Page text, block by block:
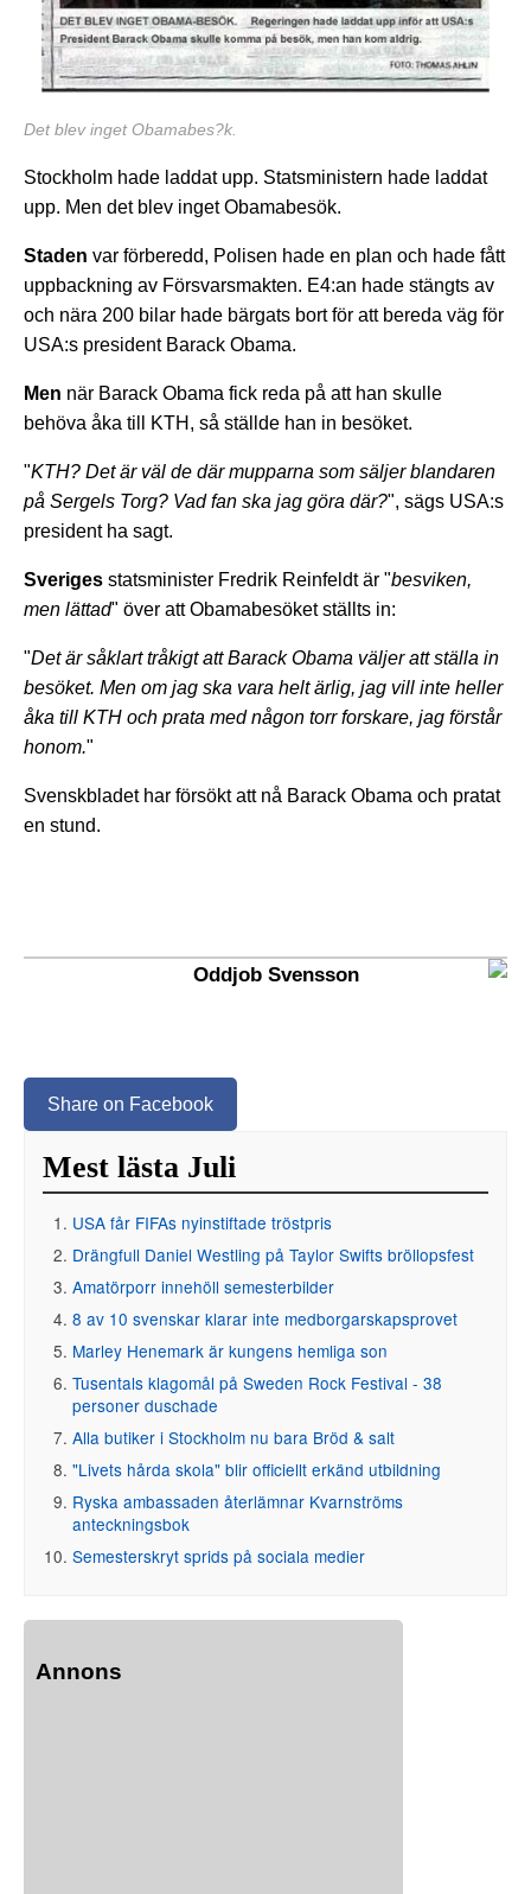
Det blev inget Obamabes?k.
Stockholm hade laddat upp. Statsministern hade laddat
upp. Men det blev inget Obamabesök.
Staden var förberedd, Polisen hade en plan och hade fått
uppbackning av Försvarsmakten. E4:an hade stängts av
och nära 200 bilar hade bärgats bort för att bereda väg för
USA:s president Barack Obama.
Men när Barack Obama fick reda på att han skulle
behöva åka till KTH, så ställde han in besöket.
"KTH? Det är väl de där mupparna som säljer blandaren
på Sergels Torg? Vad fan ska jag göra där?", sägs USA:s
president ha sagt.
Sveriges statsminister Fredrik Reinfeldt är "besviken,
men lättad" över att Obamabesöket ställts in:
"Det är såklart tråkigt att Barack Obama väljer att ställa in
besöket. Men om jag ska vara helt ärlig, jag vill inte heller
åka till KTH och prata med någon torr forskare, jag förstår
honom."
Svenskbladet har försökt att nå Barack Obama och pratat
en stund.
Oddjob Svensson
Share on Facebook
Mest lästa Juli
USA får FIFAs nyinstiftade tröstpris
Drängfull Daniel Westling på Taylor Swifts bröllopsfest
Amatörporr innehöll semesterbilder
8 av 10 svenskar klarar inte medborgarskapsprovet
Marley Henemark är kungens hemliga son
Tusentals klagomål på Sweden Rock Festival - 38
personer duschade
Alla butiker i Stockholm nu bara Bröd & salt
"Livets hårda skola" blir officiellt erkänd utbildning
Ryska ambassaden återlämnar Kvarnströms
anteckningsbok
Semesterskryt sprids på sociala medier
Annons